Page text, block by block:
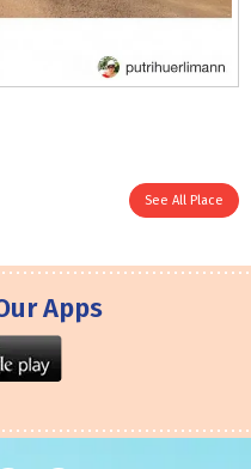
See All Place
Apps